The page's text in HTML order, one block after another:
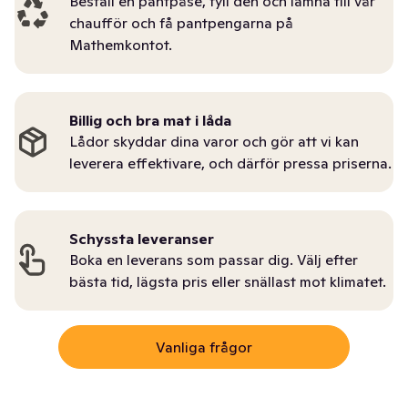
chaufför och få pantpengarna på
Mathemkontot.
Billig och bra mat i låda
Lådor skyddar dina varor och gör att vi kan
leverera effektivare, och därför pressa priserna.
Schyssta leveranser
Boka en leverans som passar dig. Välj efter
bästa tid, lägsta pris eller snällast mot klimatet.
Vanliga frågor